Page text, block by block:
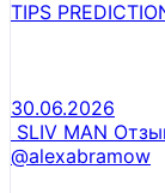
TIPS
30.06.2026
SLIV MAN
@alexabramow